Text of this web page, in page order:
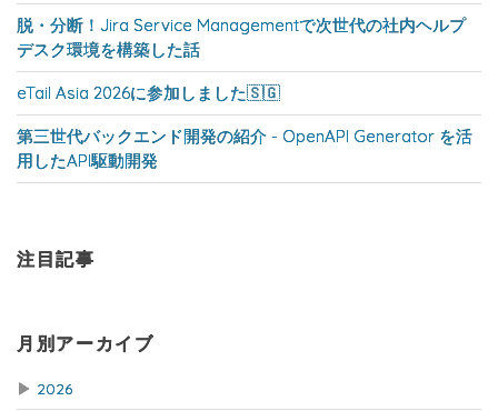
脱・分断！Jira Service Managementで次世代の社内ヘルプ
デスク環境を構築した話
eTail Asia 2026に参加しました🇸🇬
第三世代バックエンド開発の紹介 - OpenAPI Generator を活
用したAPI駆動開発
注目記事
月別アーカイブ
▶ 2026